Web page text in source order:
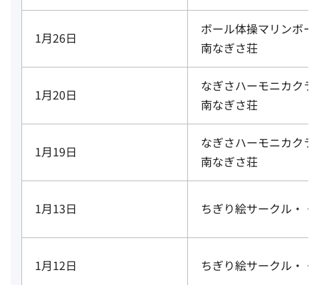
1月26日
ボール体操マリンボ
南なぎさ荘
1月20日
なぎさハーモニカク
南なぎさ荘
1月19日
なぎさハーモニカク
南なぎさ荘
1月13日 ちぎり絵サークル・
1月12日 ちぎり絵サークル・